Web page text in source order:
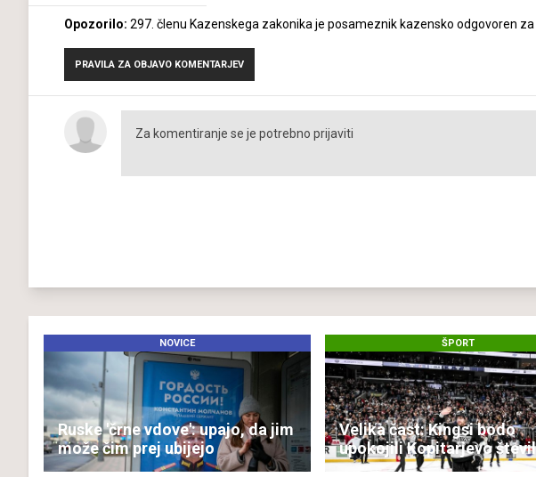
Opozorilo: 297. členu Kazenskega zakonika je posameznik kazensko odgovoren
PRAVILA ZA OBJAVO KOMENTARJEV
NOVICE
Ruske 'črne vdove': upajo, da jim
može čim prej ubijejo
ŠPORT
Velika čast: Kingsi bodo
upokojili Kopitarjevo